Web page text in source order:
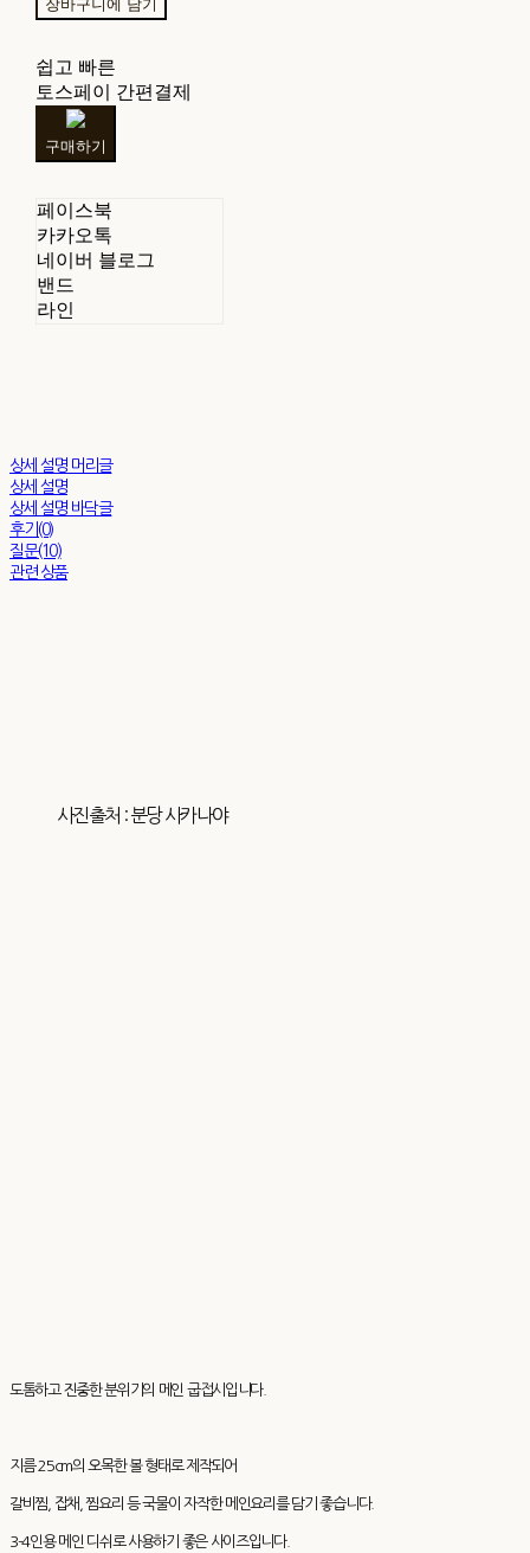
쉽고 빠른
토스페이 간편결제
구매하기
페이스북
카카오톡
네이버 블로그
밴드
라인
상세 설명 머리글
상세 설명
상세 설명 바닥글
후기(0)
질문(10)
관련 상품
사진출처 : 분당 사카나야
도톰하고 진중한 분위기의 메인 굽접시입니다.
지름 25cm의 오목한 볼 형태로 제작되어
갈비찜, 잡채, 찜요리 등 국물이 자작한 메인요리를 담기 좋습니다.
3–4인용 메인 디쉬로 사용하기 좋은 사이즈입니다.